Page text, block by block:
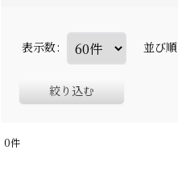
表示数: 並び順
絞り込む
0件